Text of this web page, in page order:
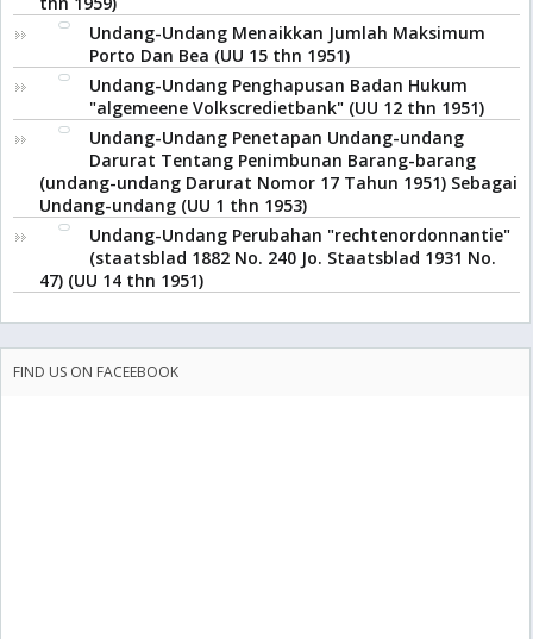
Undang-Undang Menaikkan Jumlah Maksimum
Porto Dan Bea (UU 15 thn 1951)
Undang-Undang Penghapusan Badan Hukum
"algemeene Volkscredietbank" (UU 12 thn 1951)
Undang-Undang Penetapan Undang-undang
Darurat Tentang Penimbunan Barang-barang
(undang-undang Darurat Nomor 17 Tahun 1951) Sebagai
Undang-undang (UU 1 thn 1953)
Undang-Undang Perubahan "rechtenordonnantie"
(staatsblad 1882 No. 240 Jo. Staatsblad 1931 No.
47) (UU 14 thn 1951)
FIND US ON FACEEBOOK